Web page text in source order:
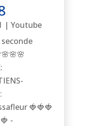
| Youtube
🍓🍓🍓
-